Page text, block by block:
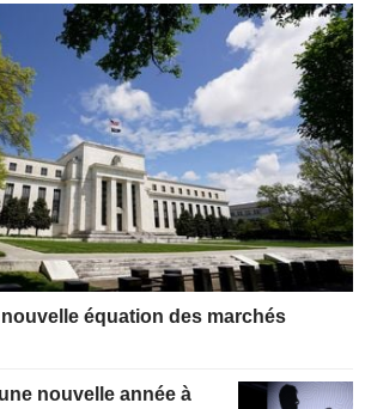
nouvelle équation des marchés